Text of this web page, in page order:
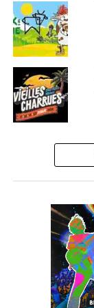
SUJETS ASSOCIÉS: